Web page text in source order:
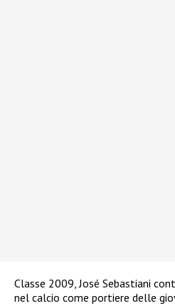
Classe 2009, José Sebastiani
nel calcio come portiere delle